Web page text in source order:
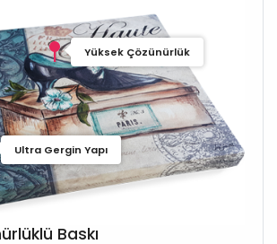
Yüksek Çözünürlük
Ultra Gergin Yapı
Baskı